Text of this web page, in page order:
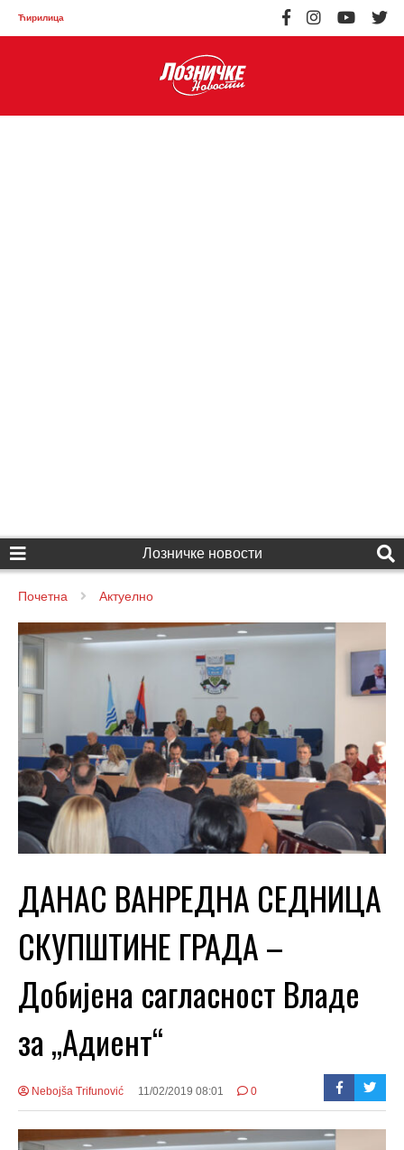
Ћирилица
Лозничке новости
Почетна Актуелно
ДАНАС ВАНРЕДНА СЕДНИЦА
СКУПШТИНЕ ГРАДА –
Добијена сагласност Владе
за „Адиент“
Nebojša Trifunović 11/02/2019 08:01 0